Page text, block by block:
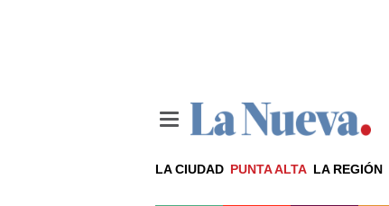
LA CIUDAD PUNTA ALTA LA REGIÓN